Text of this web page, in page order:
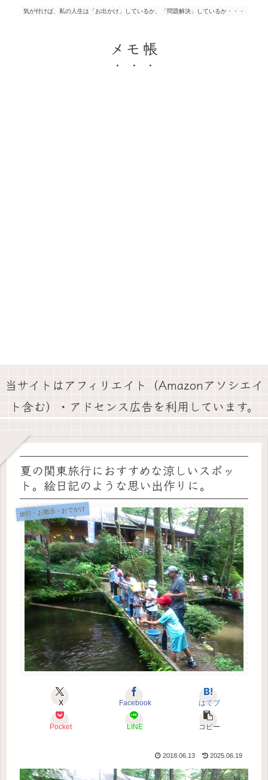
気が付けば、私の人生は「お出かけ」しているか、「問題解決」しているか・・・
メモ帳
当サイトはアフィリエイト（Amazonアソシエイ
ト含む）・アドセンス広告を利用しています。
夏の関東旅行におすすめな涼しいスポッ
ト。絵日記のような思い出作りに。
旅行・お散歩・おでかけ
X Facebook はてブ
Pocket LINE コピー
2018.06.13 2025.06.19